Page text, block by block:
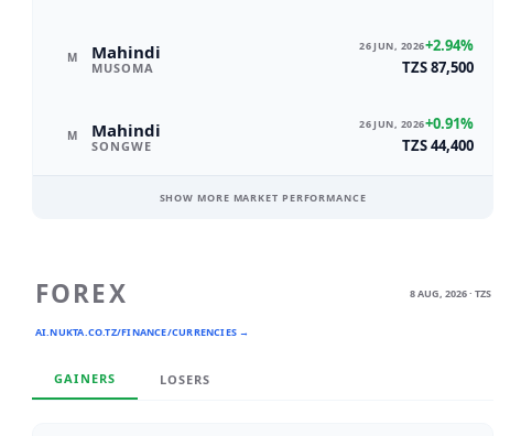
M Mahindi
MUSOMA
26 JUN, 2026+2.94%
TZS 87,500
M Mahindi
SONGWE
26 JUN, 2026+0.91%
TZS 44,400
SHOW MORE MARKET PERFORMANCE
FOREX
AI.NUKTA.CO.TZ/FINANCE/CURRENCIES →
8 AUG, 2026 · TZS
GAINERS LOSERS